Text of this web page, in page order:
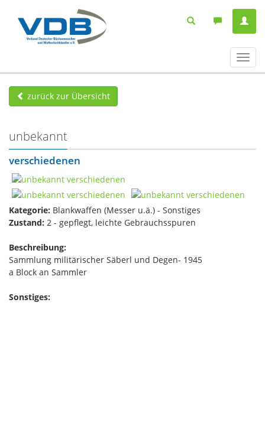
ein-/
zurück zur Übersicht
unbekannt
verschiedenen
Kategorie: Blankwaffen (Messer u.ä.) - Sonstiges
Zustand: 2 - gepflegt, leichte Gebrauchsspuren
Beschreibung:
Sammlung militärischer Säberl und Degen- 1945
a Block an Sammler
Sonstiges: